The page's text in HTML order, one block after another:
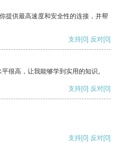
提供最高速度和安全性的连接，并帮
支持[0] 反对[0]
很高，让我能够学到实用的知识。
支持[0] 反对[0]
支持[0] 反对[0]